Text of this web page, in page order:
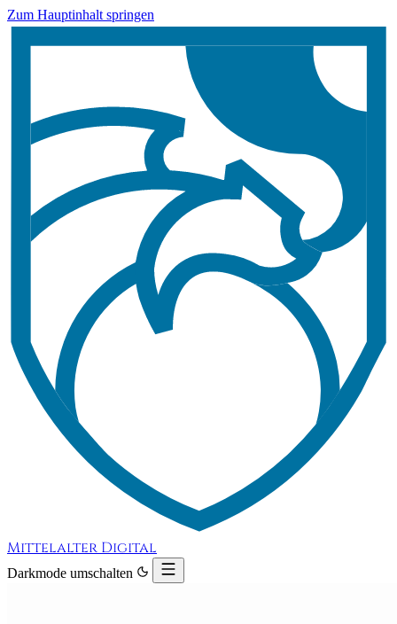
Zum Hauptinhalt springen
Mittelalter Digital
Darkmode umschalten